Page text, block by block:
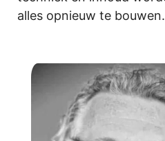
alles opnieuw te bouwen.